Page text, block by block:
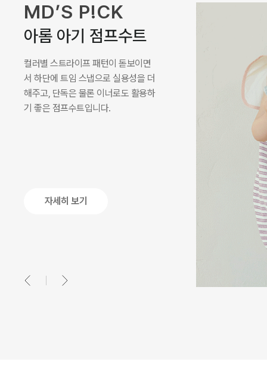
MD’S P!CK
로미나 라운지 셋업
자랑하며, 특색 있는 컬러감이 포인트
가 되어주면서 부드러운 레이온 골지
원단으로 시원하게 착용되는 셋업입
니다.
자세히 보기